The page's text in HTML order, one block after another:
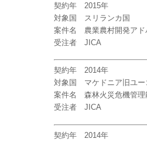
契約年 2015年
対象国 スリランカ国
案件名 農業農村開発アド
受注者 JICA
契約年 2014年
対象国 マケドニア旧ユー
案件名 森林火災危機管理
受注者 JICA
契約年 2014年